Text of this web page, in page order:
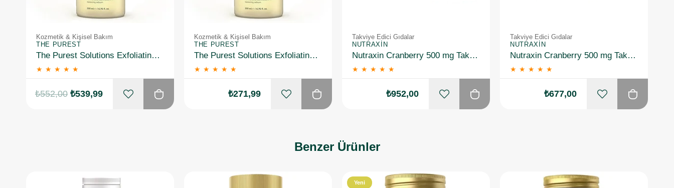
Kozmetik & Kişisel Bakım
THE PUREST
The Purest Solutions Exfoliating Salicylic Acid Cleanser 0,5% Salicylic Acid, 1%Niacinamide 200 ml 2 Adet
★ ★ ★ ★ ★
₺539,99
₺552,00
Kozmetik & Kişisel Bakım
THE PUREST
The Purest Solutions Exfoliating Salicylic Acid Cleanser 0,5% Salicylic Acid, 1%Niacinamide 200 ml
★ ★ ★ ★ ★
₺271,99
Takviye Edici Gıdalar
NUTRAXIN
Nutraxin Cranberry 500 mg Takviye Edici Gıda 60 Tablet 3 Adet
★ ★ ★ ★ ★
₺952,00
Takviye Edici Gıdalar
NUTRAXIN
Nutraxin Cranberry 500 mg Takviye Edici Gıda 60 Tablet 2 Adet
★ ★ ★ ★ ★
₺677,00
Benzer Ürünler
Yeni